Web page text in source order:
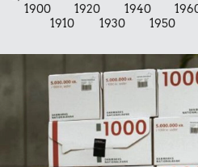
1900
1910
1920
1930
1940
1950